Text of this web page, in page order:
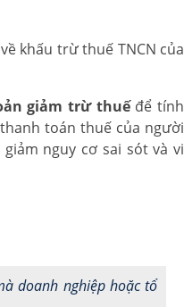
khấu trừ thuế TNCN của
giảm trừ thuếđể tính
toán thuế của người
nguy cơ sai sót và vi
doanh nghiệp hoặc tổ